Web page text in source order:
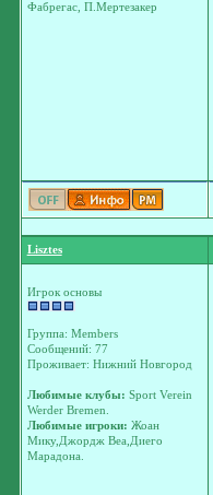
Фабрегас, П.Мертезакер
Lisztes
Игрок основы
Группа: Members
Сообщений: 77
Проживает: Нижний Новгород
Любимые клубы: Sport Verein
Werder Bremen.
Любимые игроки: Жоан
Мику,Джордж Веа,Диего
Марадона.